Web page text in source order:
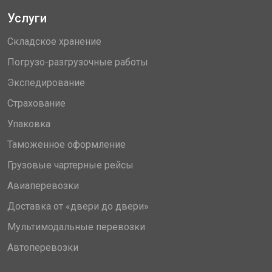
Услуги
Складское хранение
Погрузо-разгрузочные работы
Экспедирование
Страхование
Упаковка
Таможенное оформление
Грузовые чартерные рейсы
Авиаперевозки
Доставка от «двери до двери»
Мультимодальные перевозки
Автоперевозки